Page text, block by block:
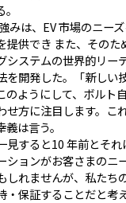
みは、EV 市場のニ
供でき また、そのた
システムの世界的リー
を開発した。「新しい
のようにして、ボルト
せ方に注目します。こ
は言う。
見すると10 年前とそ
ションがお客さまのニ
しれませんが、私たち
保証することだと考